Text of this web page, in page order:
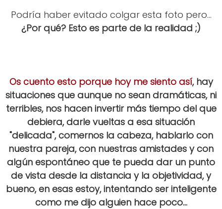
Podría haber evitado colgar esta foto pero...
¿Por qué? Esto es parte de la realidad ;)
Os cuento esto porque hoy me siento así, hay
situaciones que aunque no sean dramáticas, ni
terribles, nos hacen invertir más tiempo del que
debiera, darle vueltas a esa situación
"delicada", comernos la cabeza, hablarlo con
nuestra pareja, con nuestras amistades y con
algún espontáneo que te pueda dar un punto
de vista desde la distancia y la objetividad, y
bueno, en esas estoy, intentando ser inteligente
como me dijo alguien hace poco...